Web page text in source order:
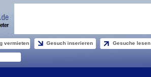
vermieten Gesuch inserieren Gesuche lesen